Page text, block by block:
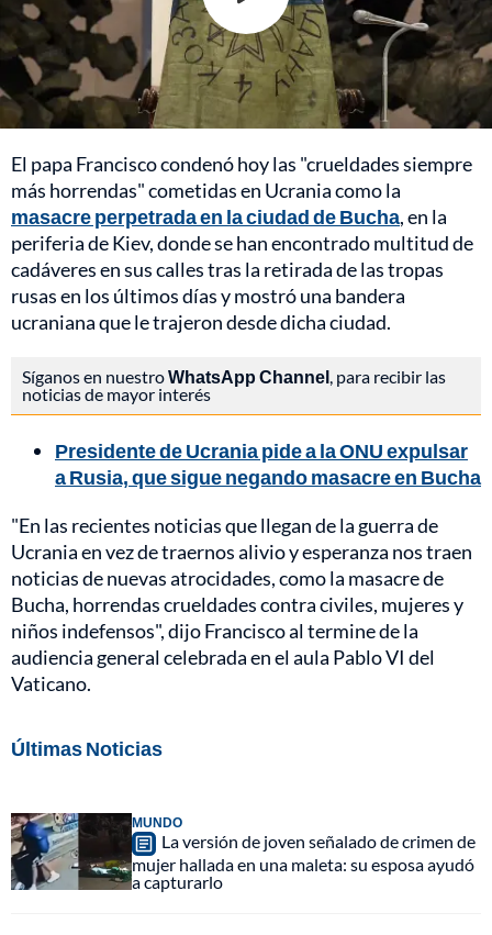
El papa Francisco condenó hoy las "crueldades siempre
más horrendas" cometidas en Ucrania como la
masacre perpetrada en la ciudad de Bucha, en la
periferia de Kiev, donde se han encontrado multitud de
cadáveres en sus calles tras la retirada de las tropas
rusas en los últimos días y mostró una bandera
ucraniana que le trajeron desde dicha ciudad.
Síganos en nuestroWhatsApp Channel , para recibir las
noticias de mayor interés
Presidente de Ucrania pide a la ONU expulsar
a Rusia, que sigue negando masacre en Bucha
"En las recientes noticias que llegan de la guerra de
Ucrania en vez de traernos alivio y esperanza nos traen
noticias de nuevas atrocidades, como la masacre de
Bucha, horrendas crueldades contra civiles, mujeres y
niños indefensos", dijo Francisco al termine de la
audiencia general celebrada en el aula Pablo VI del
Vaticano.
Últimas Noticias
MUNDO
La versión de joven señalado de crimen de
mujer hallada en una maleta: su esposa ayudó
a capturarlo